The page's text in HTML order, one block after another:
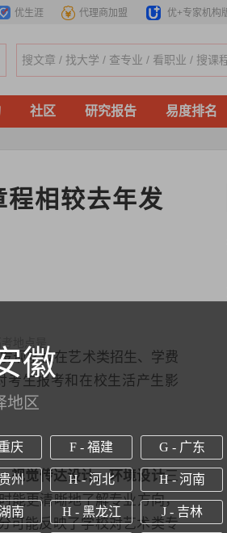
优+专家机构
代理商加盟
优生涯
社区 研究报告 易度排名
相较去年发
现学校在艺术类招生、学费
生报考和在校生活产生影
视觉传达设计、环境设计三
能更清晰地了解专业方向，
可能反映了学校对艺术类专
徽
地区
庆 F - 福建 G - 广东
州 H - 河北 H - 河南
南 H - 黑龙江 J - 吉林